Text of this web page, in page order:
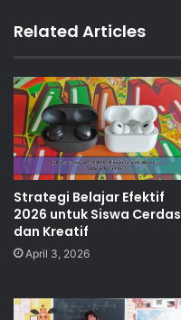
Related Articles
Strategi Belajar Efektif
2026 untuk Siswa Cerdas
dan Kreatif
April 3, 2026